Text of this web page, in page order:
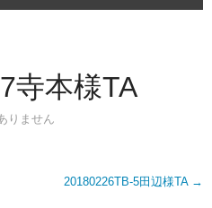
寺本様TA
りません
20180226TB-5田辺様TA →